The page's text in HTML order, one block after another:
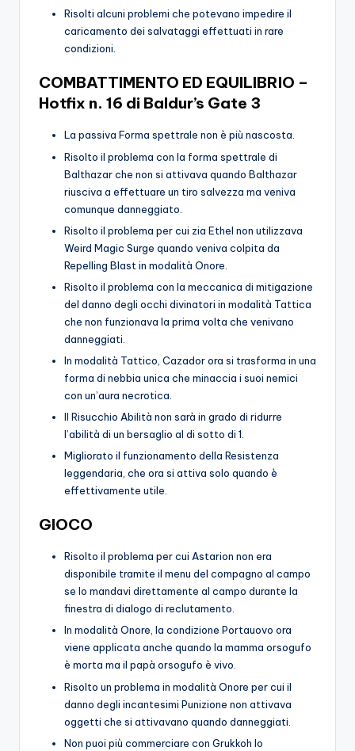
Risolti alcuni problemi che potevano impedire il
caricamento dei salvataggi effettuati in rare
condizioni.
COMBATTIMENTO ED EQUILIBRIO –
Hotfix n. 16 di Baldur’s Gate 3
La passiva Forma spettrale non è più nascosta.
Risolto il problema con la forma spettrale di
Balthazar che non si attivava quando Balthazar
riusciva a effettuare un tiro salvezza ma veniva
comunque danneggiato.
Risolto il problema per cui zia Ethel non utilizzava
Weird Magic Surge quando veniva colpita da
Repelling Blast in modalità Onore.
Risolto il problema con la meccanica di mitigazione
del danno degli occhi divinatori in modalità Tattica
che non funzionava la prima volta che venivano
danneggiati.
In modalità Tattico, Cazador ora si trasforma in una
forma di nebbia unica che minaccia i suoi nemici
con un’aura necrotica.
Il Risucchio Abilità non sarà in grado di ridurre
l’abilità di un bersaglio al di sotto di 1.
Migliorato il funzionamento della Resistenza
leggendaria, che ora si attiva solo quando è
effettivamente utile.
GIOCO
Risolto il problema per cui Astarion non era
disponibile tramite il menu del compagno al campo
se lo mandavi direttamente al campo durante la
finestra di dialogo di reclutamento.
In modalità Onore, la condizione Portauovo ora
viene applicata anche quando la mamma orsogufo
è morta ma il papà orsogufo è vivo.
Risolto un problema in modalità Onore per cui il
danno degli incantesimi Punizione non attivava
oggetti che si attivavano quando danneggiati.
Non puoi più commerciare con Grukkoh lo